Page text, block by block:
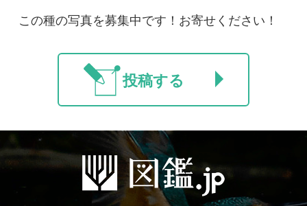
利用規約｜有料会員利用規約｜ お問い合わせ｜プライバ
特定商取引法に基づく表示｜運営会社｜インプレスグル
ープ
Copyright ©2016 Yama-kei Publishers co.,Ltd.
An impress Group Company. All rights reserved.